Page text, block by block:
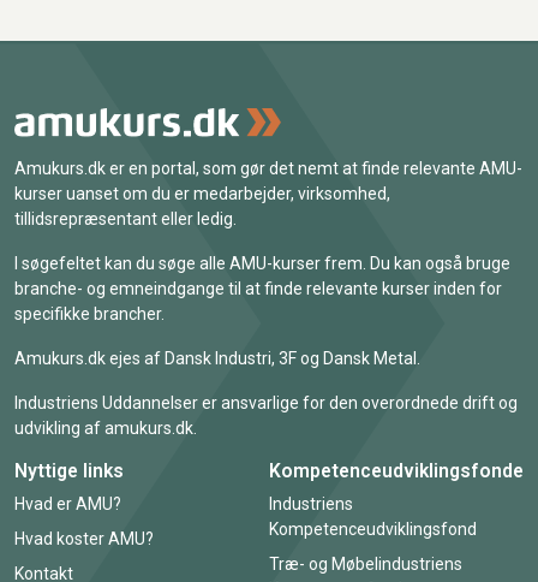
Amukurs.dk er en portal, som gør det nemt at finde relevante AMU-
kurser uanset om du er medarbejder, virksomhed,
tillidsrepræsentant eller ledig.
I søgefeltet kan du søge alle AMU-kurser frem. Du kan også bruge
branche- og emneindgange til at finde relevante kurser inden for
specifikke brancher.
Amukurs.dk ejes af Dansk Industri, 3F og Dansk Metal.
Industriens Uddannelser er ansvarlige for den overordnede drift og
udvikling af amukurs.dk.
Nyttige links
Hvad er AMU?
Hvad koster AMU?
Kontakt
Kompetenceudviklingsfonde
Industriens
Kompetenceudviklingsfond
Træ- og Møbelindustriens